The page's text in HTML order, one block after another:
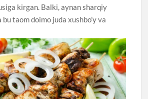
kirgan. Balki, aynan sharqiy
bu taom doimo juda xushbo’y va